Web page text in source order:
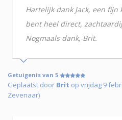
Hartelijk dank Jack, een fijn
bent heel direct,
Nogmaals dank, Brit.
Getuigenis van 5
Geplaatst door Brit op vrijdag 9
Zevenaar)